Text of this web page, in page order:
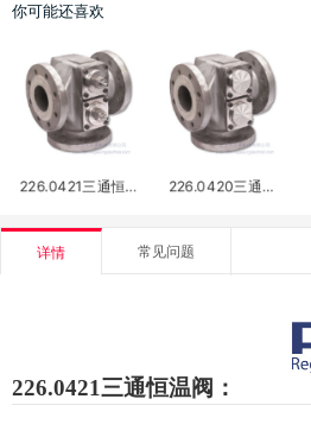
你可能还喜欢
226.0421三通恒温
226.0420三通自
详情 常见问题
226.0421三通恒温阀：